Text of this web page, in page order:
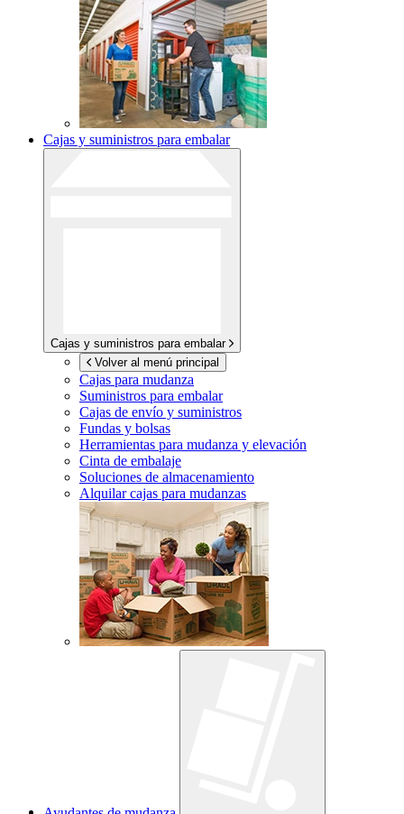
Cajas y suministros para embalar
Cajas y suministros para embalar
Volver al menú principal
Cajas para mudanza
Suministros para embalar
Cajas de envío y suministros
Fundas y bolsas
Herramientas para mudanza y elevación
Cinta de embalaje
Soluciones de almacenamiento
Alquilar cajas para mudanzas